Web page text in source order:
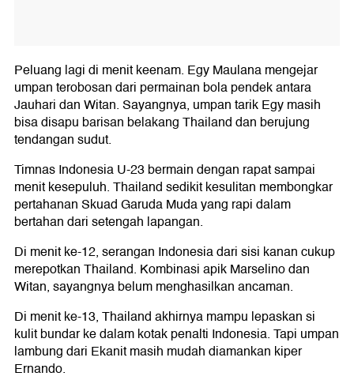
Peluang lagi di menit keenam. Egy Maulana mengejar
umpan terobosan dari permainan bola pendek antara
Jauhari dan Witan. Sayangnya, umpan tarik Egy masih
bisa disapu barisan belakang Thailand dan berujung
tendangan sudut.
Timnas Indonesia U-23 bermain dengan rapat sampai
menit kesepuluh. Thailand sedikit kesulitan membongkar
pertahanan Skuad Garuda Muda yang rapi dalam
bertahan dari setengah lapangan.
Di menit ke-12, serangan Indonesia dari sisi kanan cukup
merepotkan Thailand. Kombinasi apik Marselino dan
Witan, sayangnya belum menghasilkan ancaman.
Di menit ke-13, Thailand akhirnya mampu lepaskan si
kulit bundar ke dalam kotak penalti Indonesia. Tapi umpan
lambung dari Ekanit masih mudah diamankan kiper
Ernando.